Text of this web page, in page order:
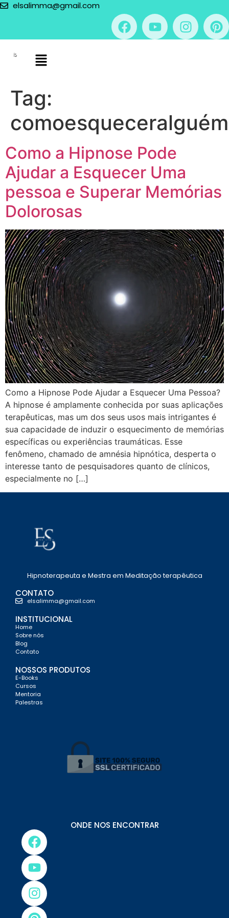
elsalimma@gmail.com
Tag:
comoesqueceralguém
Como a Hipnose Pode
Ajudar a Esquecer Uma
pessoa e Superar Memórias
Dolorosas
Como a Hipnose Pode Ajudar a Esquecer Uma Pessoa?
A hipnose é amplamente conhecida por suas aplicações
terapêuticas, mas um dos seus usos mais intrigantes é
sua capacidade de induzir o esquecimento de memórias
específicas ou experiências traumáticas. Esse
fenômeno, chamado de amnésia hipnótica, desperta o
interesse tanto de pesquisadores quanto de clínicos,
especialmente no […]
Hipnoterapeuta e Mestra em Meditação terapêutica
CONTATO
elsalimma@gmail.com
INSTITUCIONAL
Home
Sobre nós
Blog
Contato
NOSSOS PRODUTOS
E-Books
Cursos
Mentoria
Palestras
ONDE NOS ENCONTRAR